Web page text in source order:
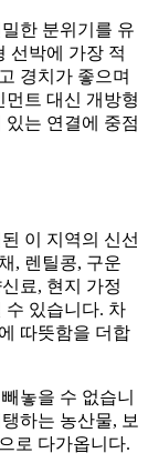
한 분위기를 유
선박에 가장 적
경치가 좋으며
트 대신 개방형
있는 연결에 중점
이 지역의 신선
, 렌틸콩, 구운
료, 현지 가정
수 있습니다. 차
따뜻함을 더합
놓을 수 없습니
하는 농산물, 보
로 다가옵니다.